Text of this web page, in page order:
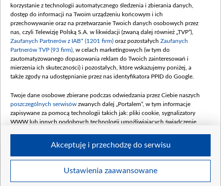
Procedura zgłoszeń wewnętrznych
korzystanie z technologii automatycznego śledzenia i zbierania danych,
dostęp do informacji na Twoim urządzeniu końcowym i ich
przechowywanie oraz na przetwarzanie Twoich danych osobowych przez
nas, czyli Telewizję Polską S.A. w likwidacji (zwaną dalej również „TVP”),
Zaufanych Partnerów z IAB* (1201 firm) oraz pozostałych Zaufanych
Partnerów TVP (93 firm) , w celach marketingowych (w tym do
zautomatyzowanego dopasowania reklam do Twoich zainteresowań i
mierzenia ich skuteczności) i pozostałych, które wskazujemy poniżej, a
także zgody na udostępnianie przez nas identyfikatora PPID do Google.
Twoje dane osobowe zbierane podczas odwiedzania przez Ciebie naszych
poszczególnych serwisów zwanych dalej „Portalem”, w tym informacje
zapisywane za pomocą technologii takich jak: pliki cookie, sygnalizatory
WWW lub innych podobnych technologii umożliwiających świadczenie
Twoje dane osobowe zbierane podczas odwiedzania przez Ciebie
Ustawienia zaawansowane
Akceptuję i przechodzę do serwisu